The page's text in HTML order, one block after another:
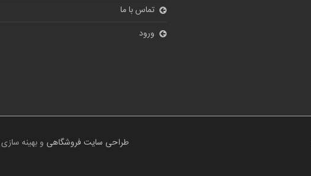
تماس با ما
ورود
طراحی سایت فروشگاهی و بهینه